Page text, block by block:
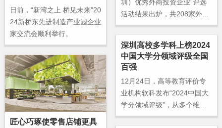
梁冰琴等青年才俊带来了他们
的获奖代表作。
圳）优秀外商投资企业”评选
活动结果出炉，共208家外资
企业上榜。
日前，“新湾之上 桥见未来”20
24新桥东先进制造产业园企业
家交流会顺利举行。
深圳高校多学科上榜2024
中国大学分领域评级全国
百强
12月24日，高等教育评价专
业机构软科发布“2024中国大
学分领域评级”，从多个维度
全面立体地展示我国高校在文
匠心巧琢使零售店铺更具